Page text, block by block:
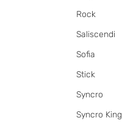
Rock
Saliscendi
Sofia
Stick
Syncro
Syncro King